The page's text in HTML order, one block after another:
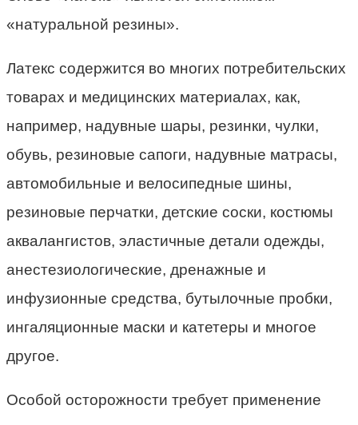
«натуральной резины».
Латекс содержится во многих потребительских
товарах и медицинских материалах, как,
например, надувные шары, резинки, чулки,
обувь, резиновые сапоги, надувные матрасы,
автомобильные и велосипедные шины,
резиновые перчатки, детские соски, костюмы
аквалангистов, эластичные детали одежды,
анестезиологические, дренажные и
инфузионные средства, бутылочные пробки,
ингаляционные маски и катетеры и многое
другое.
Особой осторожности требует применение